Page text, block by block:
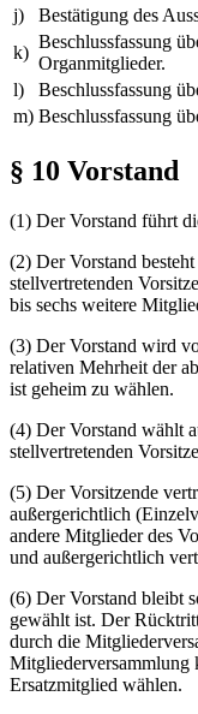
j)
Bestätigung des
k)
Beschlussfassung
Organmitglieder.
l)
Beschlussfassung
m) Beschlussfassung
§ 10 Vorstand
(1) Der Vorstand führt
(2) Der Vorstand
stellvertretenden
bis sechs weitere
(3) Der Vorstand wird
relativen Mehrheit der
ist geheim zu wählen.
(4) Der Vorstand wählt
stellvertretenden
(5) Der Vorsitzende
außergerichtlich
andere Mitglieder des
und außergerichtlich
(6) Der Vorstand bleibt
gewählt ist. Der
durch die
Mitgliederversammlung
Ersatzmitglied wählen.